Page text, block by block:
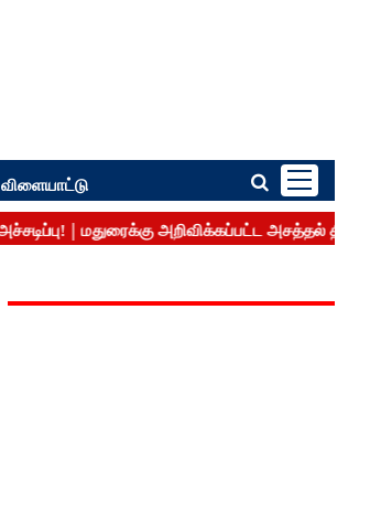
விளையாட்டு